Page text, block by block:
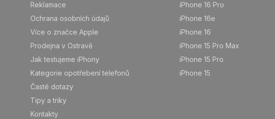
Reklamace
Ochrana osobních údajů
Více o značce Apple
Prodejna v Ostravě
Jak testujeme iPhony
Kategorie opotřebení telefonů
Časté dotazy
Tipy a triky
Kontakty
iPhone 16 Pro
iPhone 16e
iPhone 16
iPhone 15 Pro Max
iPhone 15 Pro
iPhone 15